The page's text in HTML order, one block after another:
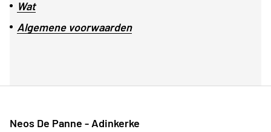
Wat
Algemene voorwaarden
Neos De Panne - Adinkerke